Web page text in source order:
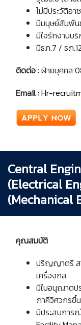
ไม่มีประวัติอ
มีมนุษย์สัมพัน
มีใจรักงานบริ
มีธภ.7 / ธภ
ติดต่อ:ฝ่ายบุคคล
Email:Hr-
Central
(Electrical
(Mechanical
คุณสมบัติ
ปริญญาตรี ส
เครื่องกล
มีใบอนุญาตป
ภาคีวิศวกรขึ้
มีประสบการ